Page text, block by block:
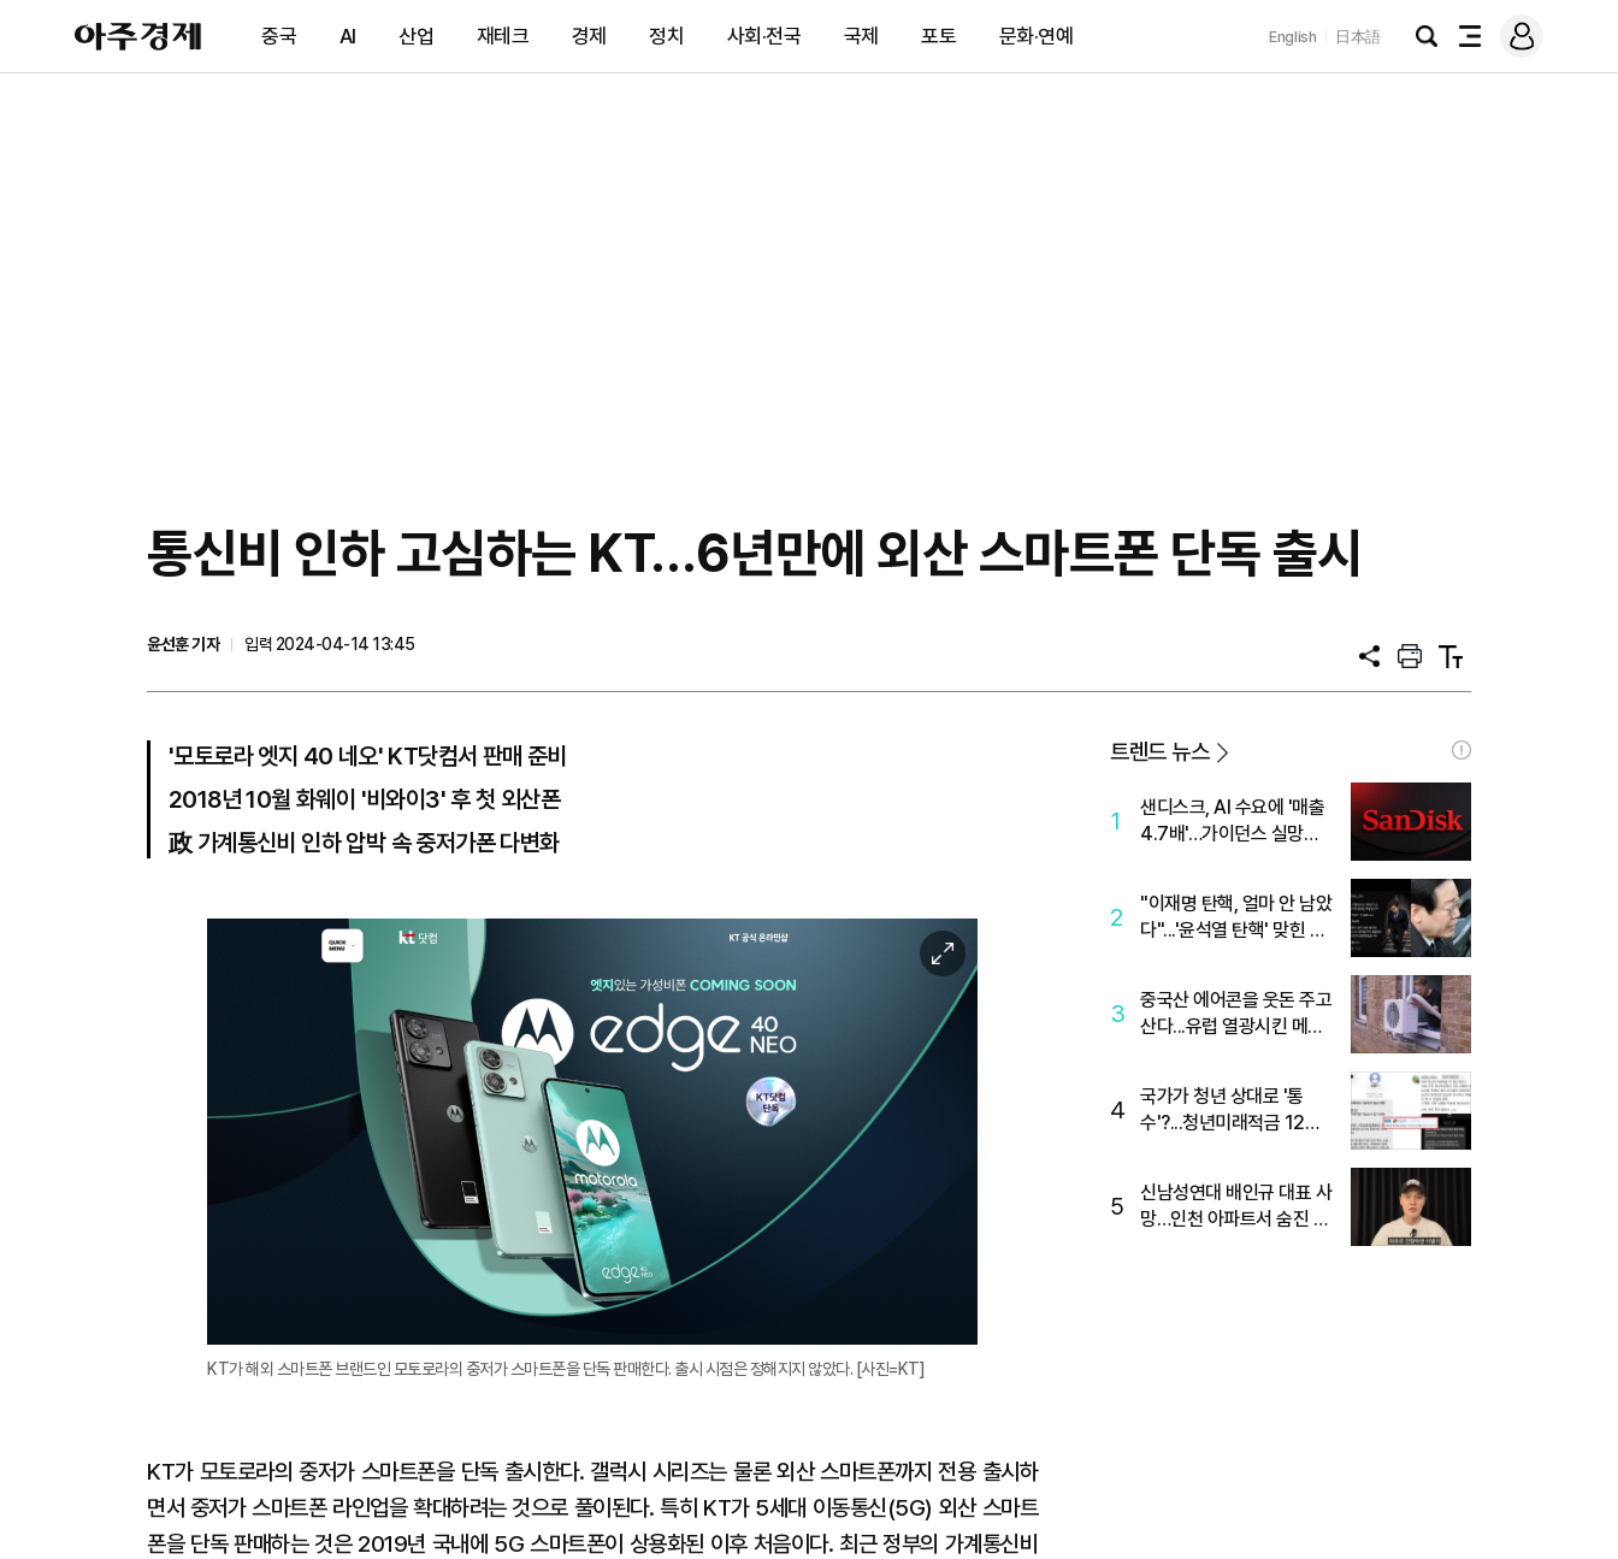
아
주
제
중국 AI 산업 재테크 경제 정치 사회·전국 국제 포토 문화·연예 English 日本語
검
전
메
그
통신비 인하 고심하는 KT…6년만에 외산 스마트폰 단독 출시
윤선훈 기자
입력 2024-04-14 13:45
공
프
트
텍
트
'모토로라 엣지 40 네오' KT닷컴서 판매 준비
2018년 10월 화웨이 '비와이3' 후 첫 외산폰
政 가계통신비 인하 압박 속 중저가폰 다변화
이
미
확
KT가 해외 스마트폰 브랜드인 모토로라의 중저가 스마트폰을 단독 판매한다. 출시 시점은 정해지지 않았다. [사진=KT]
KT가 모토로라의 중저가 스마트폰을 단독 출시한다. 갤럭시 시리즈는 물론 외산 스마트폰까지 전용 출시하
면서 중저가 스마트폰 라인업을 확대하려는 것으로 풀이된다. 특히 KT가 5세대 이동통신(5G) 외산 스마트
폰을 단독 판매하는 것은 2019년 국내에 5G 스마트폰이 상용화된 이후 처음이다. 최근 정부의 가계통신비
트렌드 뉴스
1
샌디스크, AI 수요에 '매출
4.7배'…가이던스 실망에
2
"이재명 탄핵, 얼마 안 남았
다"...'윤석열 탄핵' 맞힌 무
3
중국산 에어콘을 웃돈 주고
산다...유럽 열광시킨 메이
4
국가가 청년 상대로 '통
수'?...청년미래적금 12%
5
신남성연대 배인규 대표 사
망…인천 아파트서 숨진 채